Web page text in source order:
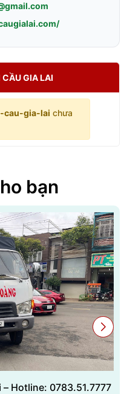
GIA LAI
cau-gia-lai chưa
bạn
Hotline: 0783.51.7777